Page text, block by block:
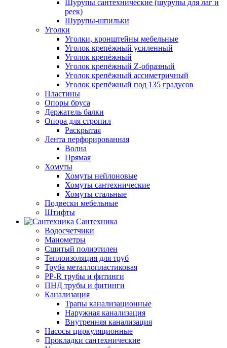
Шурупы сантехнические (шурупы для лаг и
реек)
Шурупы-шпильки
Уголки
Уголки, кронштейны мебельные
Уголок крепёжный усиленный
Уголок крепёжный
Уголок крепёжный Z-образный
Уголок крепёжный ассиметричный
Уголок крепёжный под 135 градусов
Пластины
Опоры бруса
Держатель балки
Опора для стропил
Раскрытая
Лента перфорированная
Волна
Прямая
Хомуты
Хомуты нейлоновые
Хомуты сантехнические
Хомуты стальные
Подвески мебельные
Штифты
Сантехника
Водосчетчики
Манометры
Сшитый полиэтилен
Теплоизоляция для труб
Труба металлопластиковая
PP-R трубы и фитинги
ПНД трубы и фитинги
Канализация
Трапы канализационные
Наружная канализация
Внутренняя канализация
Насосы циркуляционные
Прокладки сантехнические